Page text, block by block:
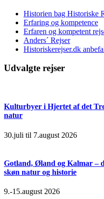
Historien bag Historiske
Erfaring og kompetence
Erfaren og kompetent
Anders´ Rejser
Historiskerejser.dk
Udvalgte rejser
Kulturbyer i Hjertet af det
natur
30.juli til 7.august 2026
Gotland, Øland og Kalmar –
skøn natur og historie
9.-15.august 2026